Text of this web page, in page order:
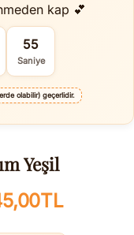
kap 💕
54
Saniye
olabilir) geçerlidir.
Yeşil
TLŞu